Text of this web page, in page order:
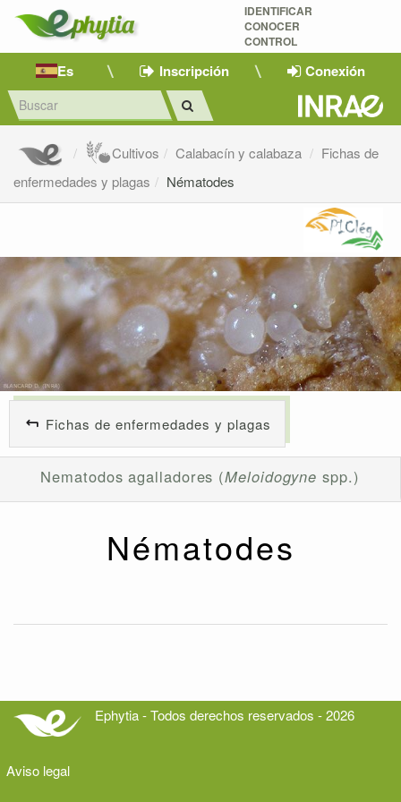
IDENTIFICAR
CONOCER
CONTROL
Es Inscripción Conexión
Cultivos Calabacín y calabaza
Fichas de
enfermedades y plagas
Nématodes
Fichas de enfermedades y plagas
Nematodos agalladores (Meloidogyne spp.)
Nématodes
Ephytia - Todos derechos reservados - 2026
Aviso legal